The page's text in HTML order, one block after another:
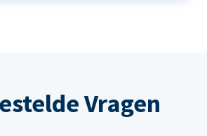
Vragen